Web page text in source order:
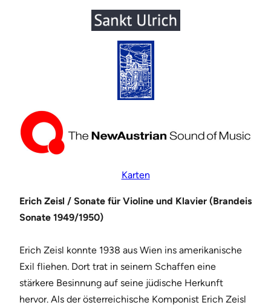
Karten
Erich Zeisl / Sonate für Violine und Klavier (Brandeis
Sonate 1949/1950)
Erich Zeisl konnte 1938 aus Wien ins amerikanische
Exil fliehen. Dort trat in seinem Schaffen eine
stärkere Besinnung auf seine jüdische Herkunft
hervor. Als der österreichische Komponist Erich Zeisl